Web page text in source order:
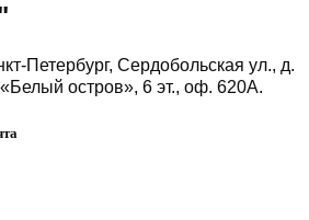
Петербург, Сердобольская ул., д.
остров», 6 эт., оф. 620А.